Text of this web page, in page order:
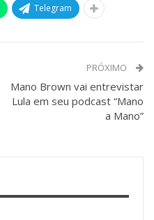
Telegram
PRÓXIMO
Mano Brown vai entrevistar
Lula em seu podcast “Mano
a Mano”